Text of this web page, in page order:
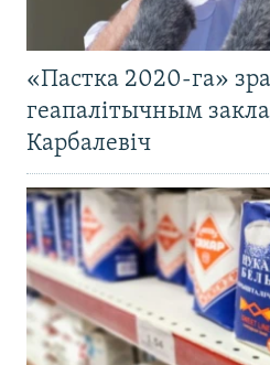
«Пастка 2020-га»
геапалітычным
Карбалевіч